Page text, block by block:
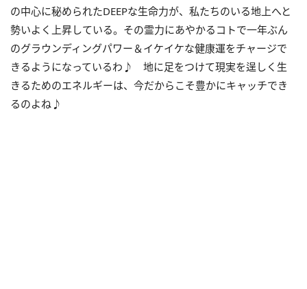
の中心に秘められたDEEPな生命力が、私たちのいる地上へと
勢いよく上昇している。その霊力にあやかるコトで一年ぶん
のグラウンディングパワー＆イケイケな健康運をチャージで
きるようになっているわ♪ 地に足をつけて現実を逞しく生
きるためのエネルギーは、今だからこそ豊かにキャッチでき
るのよね♪